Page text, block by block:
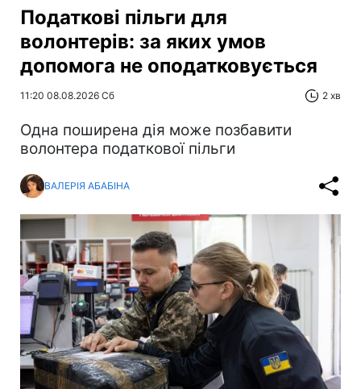
Податкові пільги для
волонтерів: за яких умов
допомога не оподатковується
11:20 08.08.2026 Сб 2 хв
Одна поширена дія може позбавити
волонтера податкової пільги
ВАЛЕРІЯ АБАБІНА